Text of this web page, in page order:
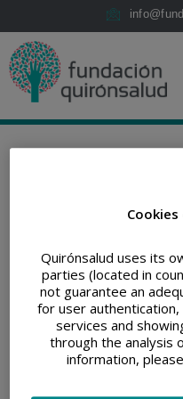
Quirónsalud
to
content
FUNDACIÓN
Fundación
Quirónsalud uses its
parties (located in
not guarantee an
for user
services and
through the analysis
information,